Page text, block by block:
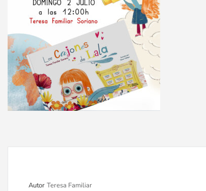
Autor Teresa Familiar